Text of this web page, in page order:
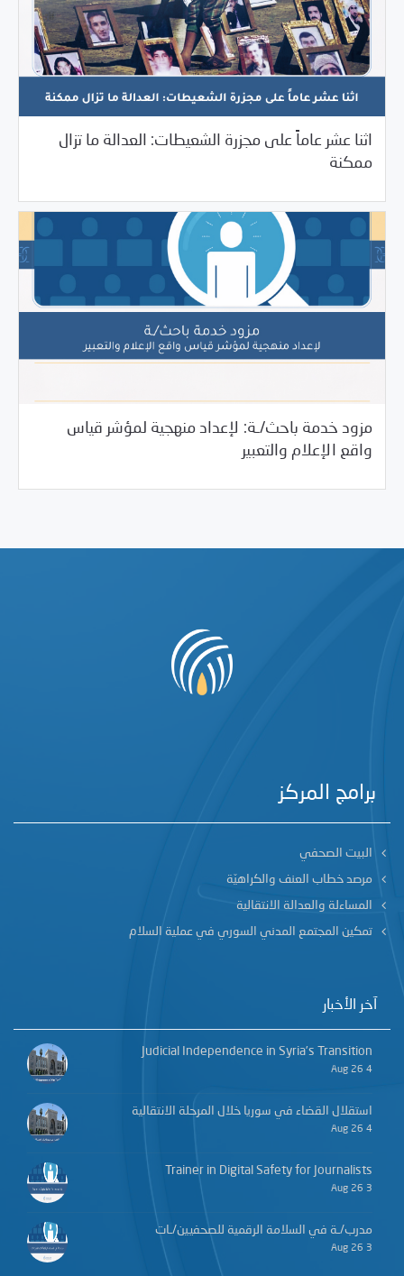
اثنا عشر عاماً على مجزرة الشعيطات: العدالة ما تزال
ممكنة
03/27/2026
Uncategorized
/دراسات المركز
مزود خدمة باحث/ـة: لإعداد منهجية لمؤشر قياس
واقع الإعلام والتعبير
03/27/2026 فرص التدريب و المشاركة
برامج المركز
البيت الصحفي
مرصد خطاب العنف والكراهيّة
المساءلة والعدالة الانتقالية
تمكين المجتمع المدني السوري في عملية السلام
آخر الأخبار
Judicial Independence in Syria’s Transition
4 Aug 26
استقلال القضاء في سوريا خلال المرحلة الانتقالية
4 Aug 26
Trainer in Digital Safety for Journalists
3 Aug 26
مدرب/ـة في السلامة الرقمية للصحفيين/ـات
3 Aug 26